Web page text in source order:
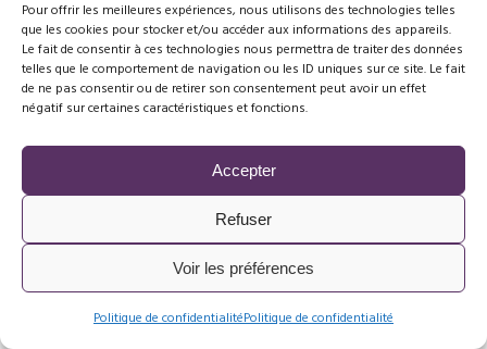
Pour offrir les meilleures expériences, nous utilisons des technologies telles
que les cookies pour stocker et/ou accéder aux informations des appareils.
Le fait de consentir à ces technologies nous permettra de traiter des données
telles que le comportement de navigation ou les ID uniques sur ce site. Le fait
de ne pas consentir ou de retirer son consentement peut avoir un effet
négatif sur certaines caractéristiques et fonctions.
Accepter
Refuser
Voir les préférences
Politique de confidentialitéPolitique de confidentialité
2024
03 janvier, 2024
LE FENOUIL SOUS TOUTES
SES FORMES ET POUR LA
FORME
10 juin, 2023